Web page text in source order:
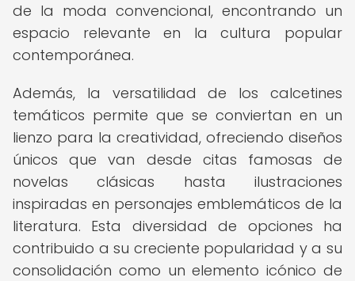
de la moda convencional, encontrando un
espacio relevante en la cultura popular
contemporánea.
Además, la versatilidad de los calcetines
temáticos permite que se conviertan en un
lienzo para la creatividad, ofreciendo diseños
únicos que van desde citas famosas de
novelas clásicas hasta ilustraciones
inspiradas en personajes emblemáticos de la
literatura. Esta diversidad de opciones ha
contribuido a su creciente popularidad y a su
consolidación como un elemento icónico de